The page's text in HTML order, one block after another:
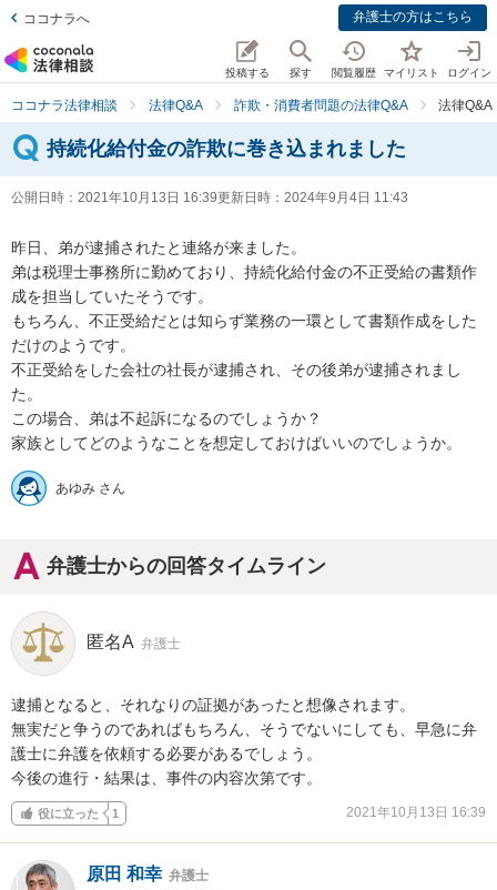
ココナラへ 弁護士の方はこちら
投稿する 探す 閲覧履歴 マイリスト ログイン
ココナラ法律相談 法律Q&A 詐欺・消費者問題の法律Q&A 法律Q&A
持続化給付金の詐欺に巻き込まれました
公開日時： 2021年10月13日 16:39更新日時： 2024年9月4日 11:43
昨日、弟が逮捕されたと連絡が来ました。
弟は税理士事務所に勤めており、持続化給付金の不正受給の書類作
成を担当していたそうです。
もちろん、不正受給だとは知らず業務の一環として書類作成をした
だけのようです。
不正受給をした会社の社長が逮捕され、その後弟が逮捕されまし
た。
この場合、弟は不起訴になるのでしょうか？
家族としてどのようなことを想定しておけばいいのでしょうか。
あゆみ さん
弁護士からの回答タイムライン
匿名A 弁護士
逮捕となると、それなりの証拠があったと想像されます。
無実だと争うのであればもちろん、そうでないにしても、早急に弁
護士に弁護を依頼する必要があるでしょう。
今後の進行・結果は、事件の内容次第です。
役に立った 1 2021年10月13日 16:39
原田 和幸 弁護士